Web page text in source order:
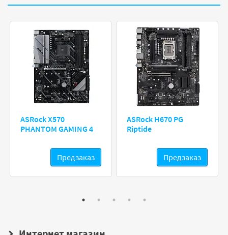
ASRock X570
PHANTOM GAMING 4
Предзаказ
ASRock H670 PG
Riptide
Предзаказ